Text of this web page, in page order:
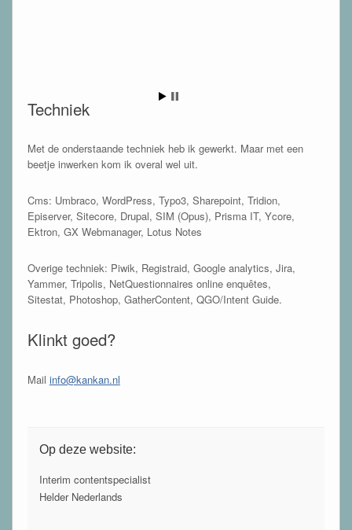
Techniek
Met de onderstaande techniek heb ik gewerkt. Maar met een
beetje inwerken kom ik overal wel uit.
Cms: Umbraco, WordPress, Typo3, Sharepoint, Tridion,
Episerver, Sitecore, Drupal, SIM (Opus), Prisma IT, Ycore,
Ektron, GX Webmanager, Lotus Notes
Overige techniek: Piwik, Registraid, Google analytics, Jira,
Yammer, Tripolis, NetQuestionnaires online enquêtes,
Sitestat, Photoshop, GatherContent, QGO/Intent Guide.
Klinkt goed?
Mail info@kankan.nl
Op deze website:
Interim contentspecialist
Helder Nederlands